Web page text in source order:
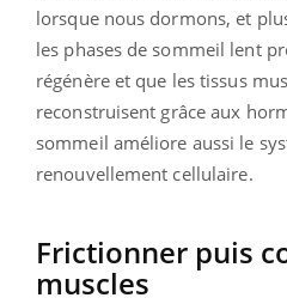
lorsque nous dormons, et
les phases de sommeil lent
régénère et que les tissus
reconstruisent grâce aux
sommeil améliore aussi le
renouvellement cellulaire.
Frictionner puis
muscles